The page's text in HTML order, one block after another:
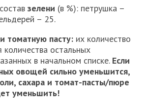
зелени (в %): петрушка –
– 25.
томатную пасту: их количество
остальных
в начальном списке. Если
овощей сильно уменьшится,
сахара и томат-пасты/пюре
уменьшить!